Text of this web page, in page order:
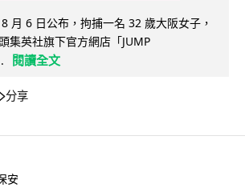
月 6 日公布，拘捕一名 32 歲大阪女子，
集英社旗下官方網店「JUMP
閱讀全文
分享
安